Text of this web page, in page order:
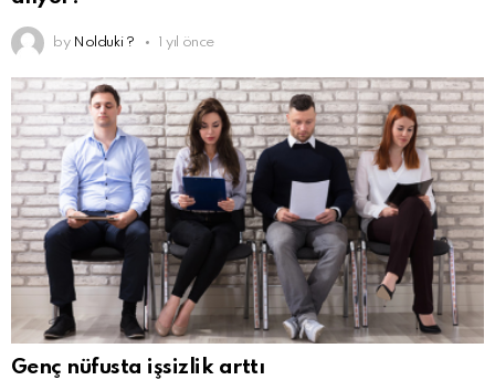
by Nolduki ? 1 yıl önce
Genç nüfusta işsizlik arttı